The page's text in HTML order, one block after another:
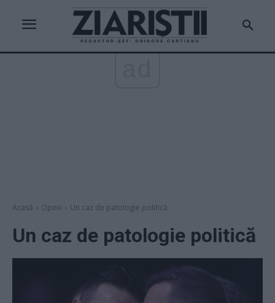
Acasă Opinii Un caz de patologie politică
Un caz de patologie politică